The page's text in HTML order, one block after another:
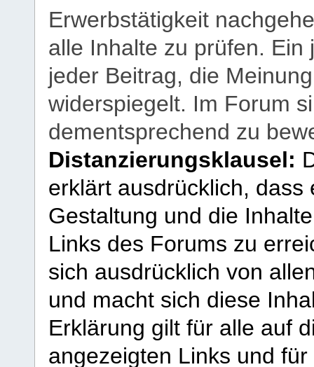
Erwerbstätigkeit
alle Inhalte zu prüfen.
jeder Beitrag, die
widerspiegelt. Im Forum
dementsprechend zu
Distanzierungsklausel:
erklärt ausdrücklich,
Gestaltung und die
Links des Forums zu
sich ausdrücklich von
und macht sich diese
Erklärung gilt für alle auf
angezeigten Links und